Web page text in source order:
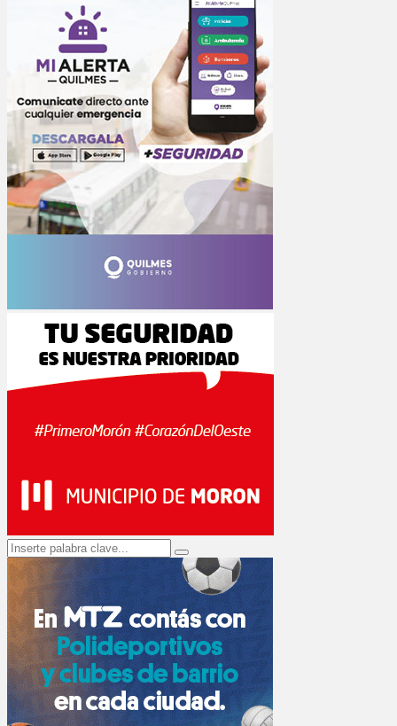
Search
for:
Search